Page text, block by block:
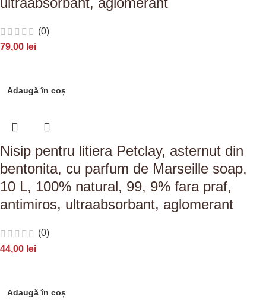
(0)
79,00 lei
Adaugă în coș
Nisip pentru litiera Petclay, asternut din
bentonita, cu parfum de Marseille soap,
10 L, 100% natural, 99, 9% fara praf,
antimiros, ultraabsorbant, aglomerant
(0)
44,00 lei
Adaugă în coș